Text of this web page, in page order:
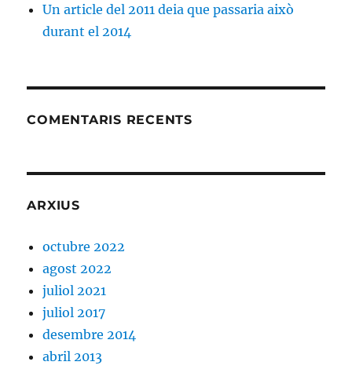
Un article del 2011 deia que passaria això
durant el 2014
COMENTARIS RECENTS
ARXIUS
octubre 2022
agost 2022
juliol 2021
juliol 2017
desembre 2014
abril 2013